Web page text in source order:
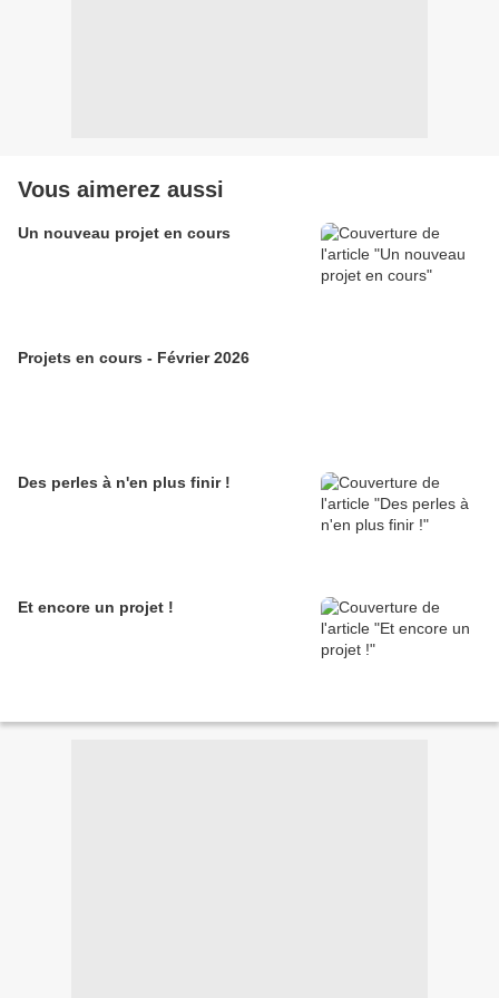
Vous aimerez aussi
Un nouveau projet en cours
Projets en cours - Février 2026
Des perles à n'en plus finir !
Et encore un projet !